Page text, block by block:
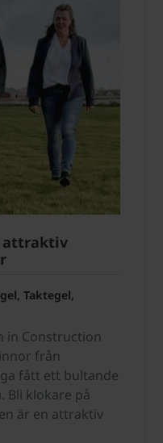
attraktiv
Taktegel,
in Construction
från
fått ett bultande
Bli klokare på
är en attraktiv